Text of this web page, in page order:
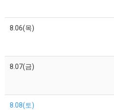
8.06(목)
8.07(금)
8.08(토)